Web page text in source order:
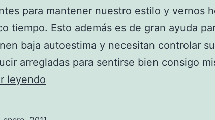
para mantener nuestro estilo y vernos
tiempo. Esto además es de gran ayuda
baja autoestima y necesitan controlar su
arregladas para sentirse bien consigo
leyendo